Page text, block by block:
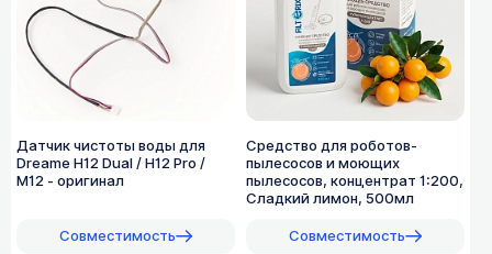
Датчик чистоты воды для
Dreame H12 Dual / H12 Pro /
M12 - оригинал
Совместимость
Средство для роботов-
пылесосов и моющих
пылесосов, концентрат 1:200,
Сладкий лимон, 500мл
Совместимость